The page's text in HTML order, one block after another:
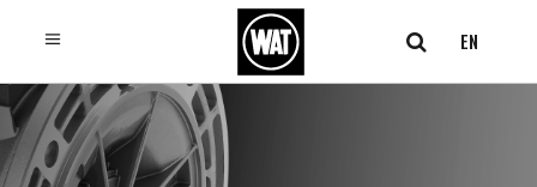
EN